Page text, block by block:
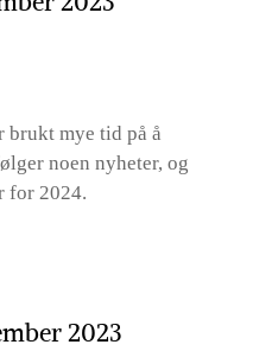
brukt mye tid på å
noen nyheter, og
for 2024.
2023